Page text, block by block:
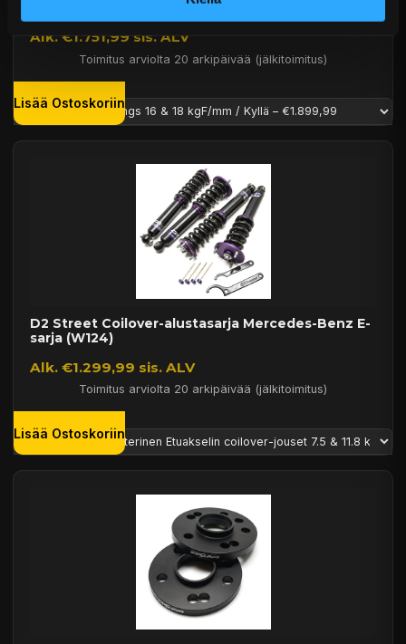
Alk. €1.751,99 sis. ALV
Toimitus arviolta 20 arkipäivää (jälkitoimitus)
Lisää Ostoskoriin
D2 Street Coilover-alustasarja Mercedes-Benz E-
sarja (W124)
Alk. €1.299,99 sis. ALV
Toimitus arviolta 20 arkipäivää (jälkitoimitus)
Lisää Ostoskoriin